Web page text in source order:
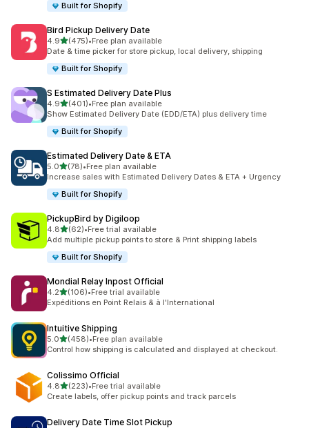
Built for Shopify
Bird Pickup Delivery Date
4.9별 5개 중
(475)
총 리뷰 475개
•Free plan available
Date & time picker for store pickup, local delivery, shipping
Built for Shopify
S Estimated Delivery Date Plus
4.9별 5개 중
(401)
총 리뷰 401개
•Free plan available
Show Estimated Delivery Date (EDD/ETA) plus delivery time
Built for Shopify
Estimated Delivery Date & ETA
5.0별 5개 중
(78)
총 리뷰 78개
•Free plan available
Increase sales with Estimated Delivery Dates & ETA + Urgency
Built for Shopify
PickupBird by Digiloop
4.8별 5개 중
(62)
총 리뷰 62개
•Free trial available
Add multiple pickup points to store & Print shipping labels
Built for Shopify
Mondial Relay Inpost Official
4.2별 5개 중
(106)
총 리뷰 106개
•Free trial available
Expéditions en Point Relais & à l'International
Intuitive Shipping
5.0별 5개 중
(458)
총 리뷰 458개
•Free plan available
Control how shipping is calculated and displayed at checkout.
Colissimo Official
4.8별 5개 중
(223)
총 리뷰 223개
•Free trial available
Create labels, offer pickup points and track parcels
Delivery Date Time Slot Pickup